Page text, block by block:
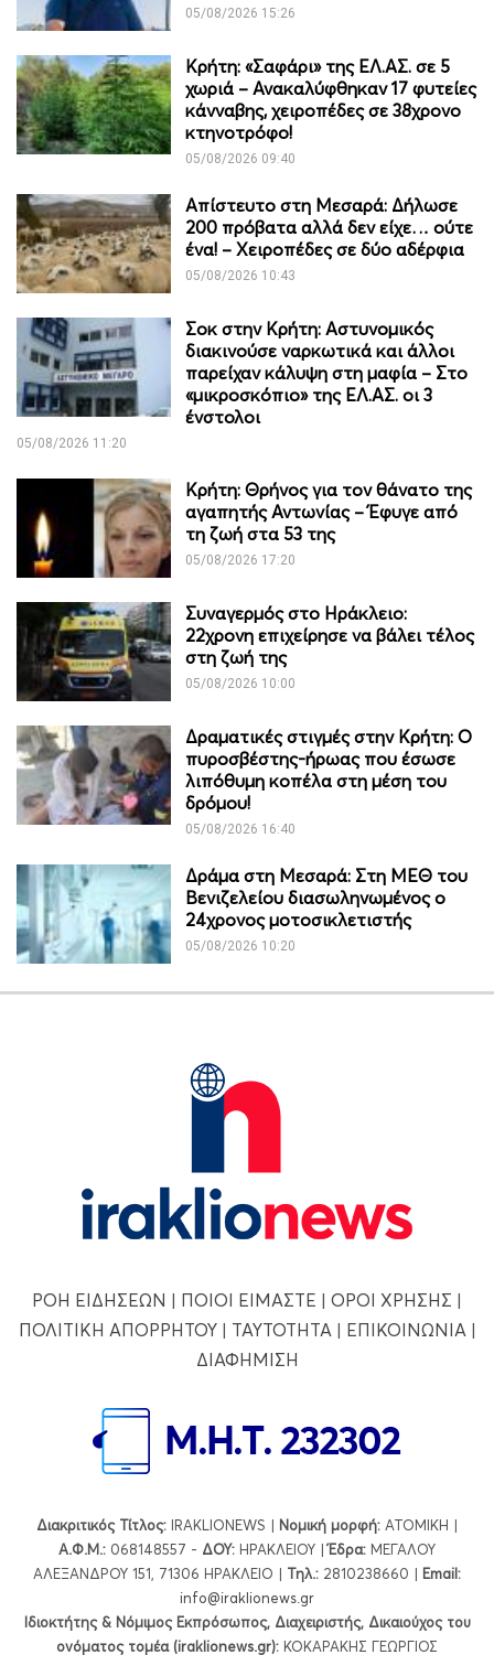
05/08/2026 15:26
Κρήτη: «Σαφάρι» της ΕΛ.ΑΣ. σε 5
χωριά – Ανακαλύφθηκαν 17 φυτείες
κάνναβης, χειροπέδες σε 38χρονο
κτηνοτρόφο!
05/08/2026 09:40
Απίστευτο στη Μεσαρά: Δήλωσε
200 πρόβατα αλλά δεν είχε… ούτε
ένα! – Χειροπέδες σε δύο αδέρφια
05/08/2026 10:43
Σοκ στην Κρήτη: Αστυνομικός
διακινούσε ναρκωτικά και άλλοι
παρείχαν κάλυψη στη μαφία – Στο
«μικροσκόπιο» της ΕΛ.ΑΣ. οι 3
ένστολοι
05/08/2026 11:20
Κρήτη: Θρήνος για τον θάνατο της
αγαπητής Αντωνίας – Έφυγε από
τη ζωή στα 53 της
05/08/2026 17:20
Συναγερμός στο Ηράκλειο:
22χρονη επιχείρησε να βάλει τέλος
στη ζωή της
05/08/2026 10:00
Δραματικές στιγμές στην Κρήτη: Ο
πυροσβέστης-ήρωας που έσωσε
λιπόθυμη κοπέλα στη μέση του
δρόμου!
05/08/2026 16:40
Δράμα στη Μεσαρά: Στη ΜΕΘ του
Βενιζελείου διασωληνωμένος ο
24χρονος μοτοσικλετιστής
05/08/2026 10:20
ΡΟΗ ΕΙΔΗΣΕΩΝ | ΠΟΙΟΙ ΕΙΜΑΣΤΕ | ΟΡΟΙ ΧΡΗΣΗΣ |
ΠΟΛΙΤΙΚΗ ΑΠΟΡΡΗΤΟΥ| ΤΑΥΤΟΤΗΤΑ| ΕΠΙΚΟΙΝΩΝΙΑ|
ΔΙΑΦΗΜΙΣΗ
Διακριτικός Τίτλος: IRAKLIONEWS | Νομική μορφή: ΑΤΟΜΙΚΗ |
Α.Φ.Μ.: 068148557 - ΔΟΥ: ΗΡΑΚΛΕΙΟΥ |Έδρα: ΜΕΓΑΛΟΥ
ΑΛΕΞΑΝΔΡΟΥ 151, 71306 ΗΡΑΚΛΕΙΟ | Τηλ.: 2810238660 | Εmail:
info@iraklionews.gr
Ιδιοκτήτης & Νόμιμος Εκπρόσωπος, Διαχειριστής, Δικαιούχος του
ονόματος τομέα (iraklionews.gr): ΚΟΚΑΡΑΚΗΣ ΓΕΩΡΓΙΟΣ